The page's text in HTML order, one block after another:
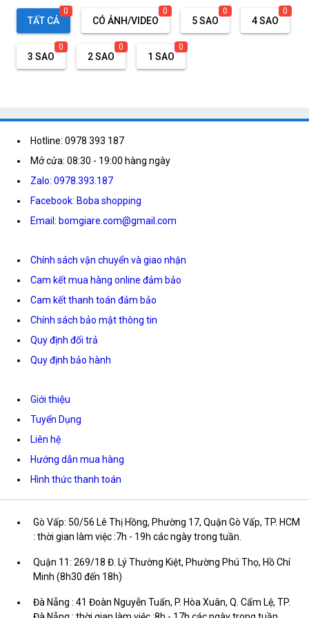
TẤT CẢ
0
CÓ ẢNH/VIDEO
0
5 SAO
0
4 SAO
0
3 SAO
0
2 SAO
0
1 SAO
0
Hotline: 0978 393 187
Mở cửa: 08:30 - 19:00 hàng ngày
Zalo: 0978.393.187
Facebook: Boba shopping
Email: bomgiare.com@gmail.com
Chính sách vận chuyển và giao nhận
Cam kết mua hàng online đảm bảo
Cam kết thanh toán đảm bảo
Chính sách bảo mật thông tin
Quy định đổi trả
Quy định bảo hành
Giới thiệu
Tuyển Dụng
Liên hệ
Hướng dẫn mua hàng
Hình thức thanh toán
Gò Vấp: 50/56 Lê Thị Hồng, Phường 17, Quận Gò Vấp, TP. HCM
: thời gian làm việc :7h - 19h các ngày trong tuần.
Quận 11: 269/18 Đ. Lý Thường Kiệt, Phường Phú Thọ, Hồ Chí
Minh (8h30 đến 18h)
Đà Nẵng : 41 Đoàn Nguyễn Tuấn, P. Hòa Xuân, Q. Cẩm Lệ, TP.